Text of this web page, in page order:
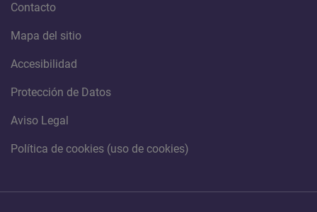
Contacto
Mapa del sitio
Accesibilidad
Protección de Datos
Aviso Legal
Política de cookies (uso de cookies)